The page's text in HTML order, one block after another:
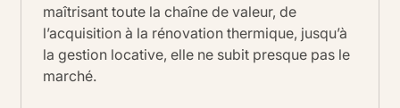
maîtrisant toute la chaîne de valeur, de
l’acquisition à la rénovation thermique, jusqu’à
la gestion locative, elle ne subit presque pas le
marché.